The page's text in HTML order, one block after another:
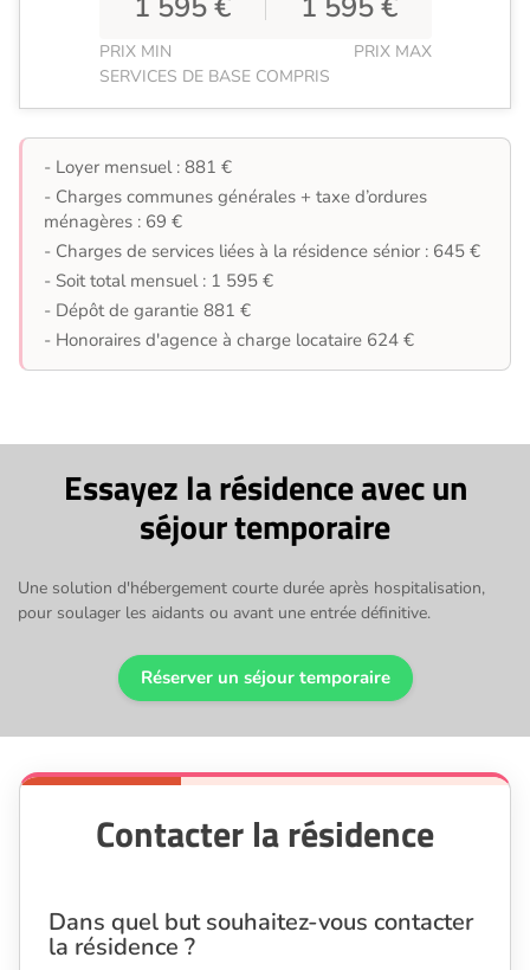
PRIX MIN
PRIX MAX
SERVICES DE BASE COMPRIS
- Loyer mensuel : 881 €
- Charges communes générales + taxe d’ordures
ménagères : 69 €
- Charges de services liées à la résidence sénior : 645 €
- Soit total mensuel : 1 595 €
- Dépôt de garantie 881 €
- Honoraires d'agence à charge locataire 624 €
Essayez la résidence avec un
séjour temporaire
Une solution d'hébergement courte durée après hospitalisation,
pour soulager les aidants ou avant une entrée définitive.
Réserver un séjour temporaire
Contacter la résidence
Dans quel but souhaitez-vous contacter
la résidence ?